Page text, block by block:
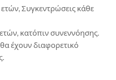
Συγκεντρώσεις κάθε
κατόπιν συνεννόησης.
έχουν διαφορετικό